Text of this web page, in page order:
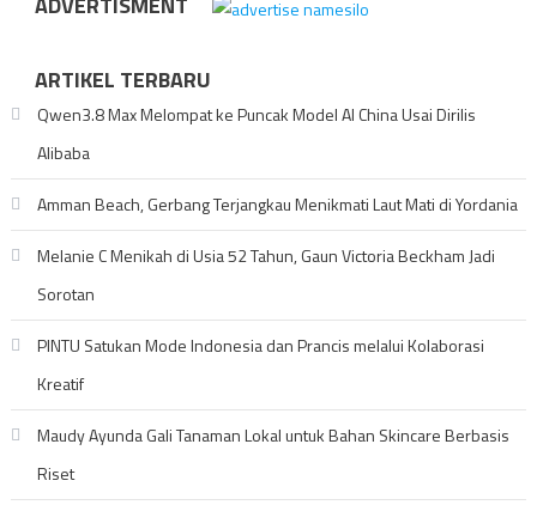
ARTIKEL TERBARU
Qwen3.8 Max Melompat ke Puncak Model AI China Usai Dirilis
Alibaba
Amman Beach, Gerbang Terjangkau Menikmati Laut Mati di Yordania
Melanie C Menikah di Usia 52 Tahun, Gaun Victoria Beckham Jadi
Sorotan
PINTU Satukan Mode Indonesia dan Prancis melalui Kolaborasi
Kreatif
Maudy Ayunda Gali Tanaman Lokal untuk Bahan Skincare Berbasis
Riset